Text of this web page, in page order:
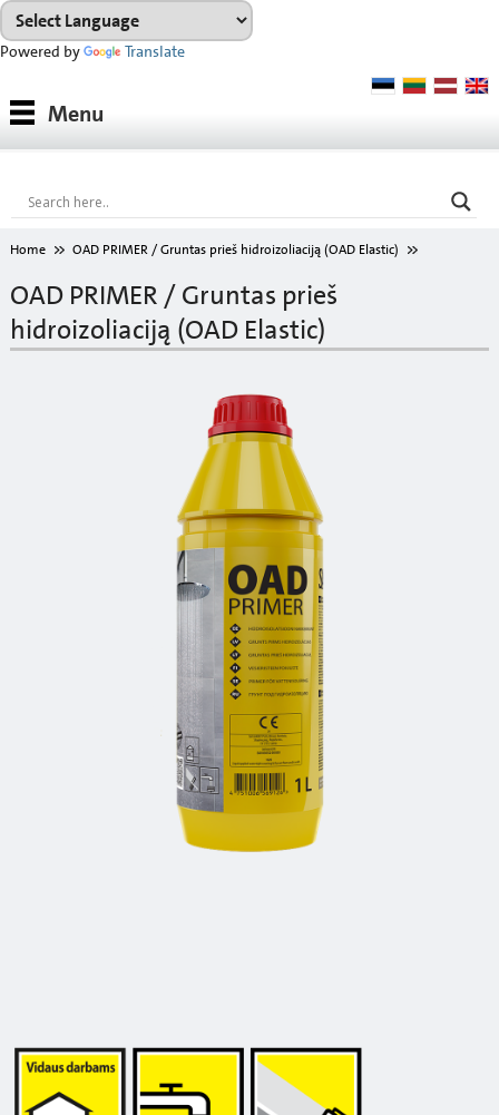
Powered by Translate
Medžiagos
Medžiagų grupės
Konsultacijos
Nuoma
ATSISIŲSTI
Spalvų paletė
Menu
Home OAD PRIMER / Gruntas prieš hidroizoliaciją (OAD Elastic)
OAD PRIMER / Gruntas prieš
hidroizoliaciją (OAD Elastic)